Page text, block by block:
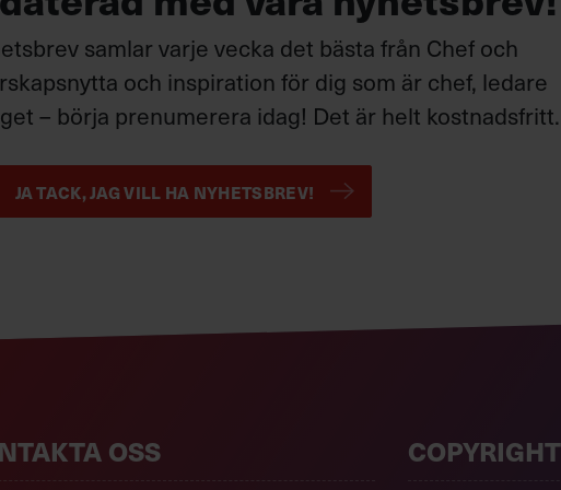
samlar varje vecka det bästa från Chef och
och inspiration för dig som är chef, ledare
– börja prenumerera idag! Det är helt kostnadsfritt.
JA TACK, JAG VILL HA NYHETSBREV!
OSS COPYRIGHT